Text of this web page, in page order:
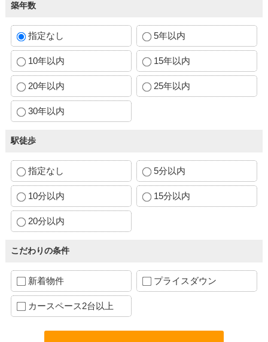
築年数
指定なし 5年以内
10年以内 15年以内
20年以内 25年以内
30年以内
駅徒歩
指定なし 5分以内
10分以内 15分以内
20分以内
こだわりの条件
新着物件 プライスダウン
カースペース2台以上